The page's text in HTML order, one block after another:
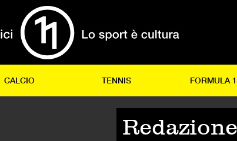
CALCIO TENNIS FORMULA 1